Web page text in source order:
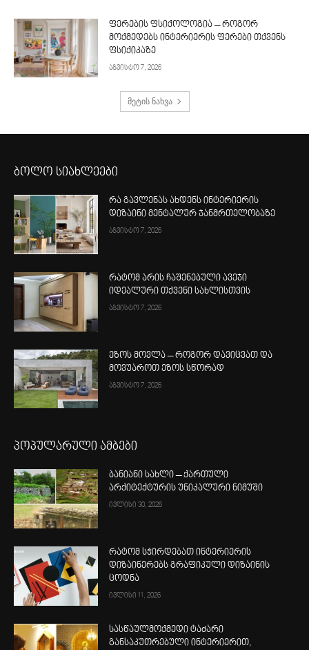
ფერების ფსიქოლოგია – როგორ
მოქმედებს ინტერიერის ფერები თქვენს
ფსიქიკაზე
აგვისტო 7, 2026
მეტის ნახვა
ბოლო სიახლეები
რა გავლენას ახდენს ინტერიერის
დიზაინი მენტალურ ჯანმრთელობაზე
აგვისტო 7, 2026
რატომ არის ჩაშენებული ავეჯი
იდეალური თქვენი სახლისთვის
აგვისტო 7, 2026
ეზოს მოვლა – როგორ დავიცვათ და
მოვუაროთ ეზოს სწორად
აგვისტო 7, 2026
პოპულარული ამბები
ბანიანი სახლი – ქართული
არქიტექტურის უნიკალური ნიმუში
ივლისი 30, 2026
რატომ სჭირდებათ ინტერიერის
დიზაინერებს გრაფიკული დიზაინის
ცოდნა
ივლისი 11, 2026
სასწაულმოქმედი ტაძარი
განსაკუთრებული ინტერიერით,